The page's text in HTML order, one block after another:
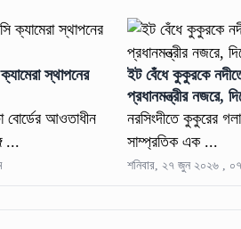
স্থাপনের
বোর্ডের আওতাধীন
...
ইট বেঁধে কুকুরকে
প্রধানমন্ত্রীর নজরে,
নরসিংদীতে কুকুরের
সাম্প্রতিক এক ...
শনিবার, ২৭ জুন ২০২৬ ,